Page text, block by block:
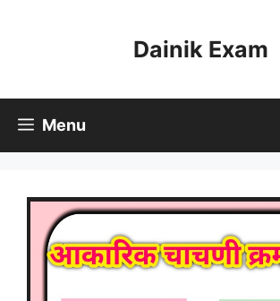
Dainik Exam
Menu